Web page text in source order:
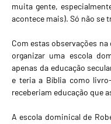
muita gente,
acontece mais). Só não se
Com estas observações
organizar uma escola
apenas da educação
e teria a Bíblia como
receberiam educação que
A escola dominical de